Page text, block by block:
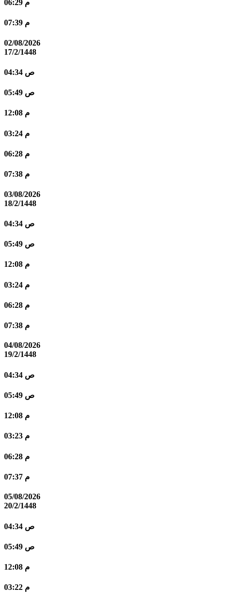
06:29 م
07:39 م
02/08/2026
17/2/1448
04:34 ص
05:49 ص
12:08 م
03:24 م
06:28 م
07:38 م
03/08/2026
18/2/1448
04:34 ص
05:49 ص
12:08 م
03:24 م
06:28 م
07:38 م
04/08/2026
19/2/1448
04:34 ص
05:49 ص
12:08 م
03:23 م
06:28 م
07:37 م
05/08/2026
20/2/1448
04:34 ص
05:49 ص
12:08 م
03:22 م